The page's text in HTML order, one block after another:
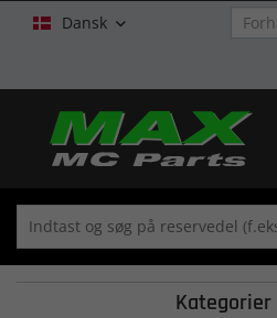
Dansk 
Kategorier